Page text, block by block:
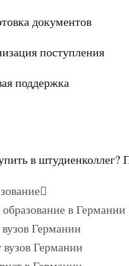
документов
поступления
поддержка
в
в Германии
Германии
вузов Германии